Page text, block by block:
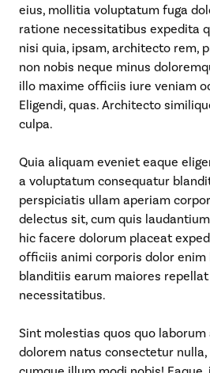
eius, mollitia voluptatum fuga
ratione necessitatibus expedita
nisi quia, ipsam, architecto rem,
non nobis neque minus
illo maxime officiis iure veniam
Eligendi, quas. Architecto
culpa.
Quia aliquam eveniet eaque
a voluptatum consequatur
perspiciatis ullam aperiam
delectus sit, cum quis
hic facere dolorum placeat
officiis animi corporis dolor
blanditiis earum maiores
necessitatibus.
Sint molestias quos quo
dolorem natus consectetur